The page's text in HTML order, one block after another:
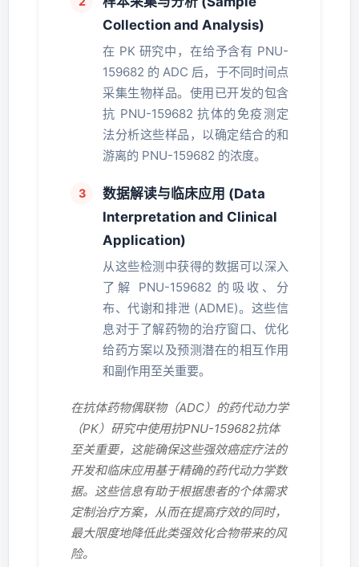
Collection and Analysis)
在 PK 研究中，在给予含有 PNU-
159682 的 ADC 后，于不同时间点
采集生物样品。使用已开发的包含
抗 PNU-159682 抗体的免疫测定
法分析这些样品，以确定结合的和
游离的 PNU-159682 的浓度。
数据解读与临床应用 (Data
Interpretation and Clinical
Application)
从这些检测中获得的数据可以深入
了解 PNU-159682 的吸收、分
布、代谢和排泄 (ADME)。这些信
息对于了解药物的治疗窗口、优化
给药方案以及预测潜在的相互作用
和副作用至关重要。
在抗体药物偶联物（ADC）的药代动力学
（PK）研究中使用抗PNU-159682抗体
至关重要，这能确保这些强效癌症疗法的
开发和临床应用基于精确的药代动力学数
据。这些信息有助于根据患者的个体需求
定制治疗方案，从而在提高疗效的同时，
最大限度地降低此类强效化合物带来的风
险。